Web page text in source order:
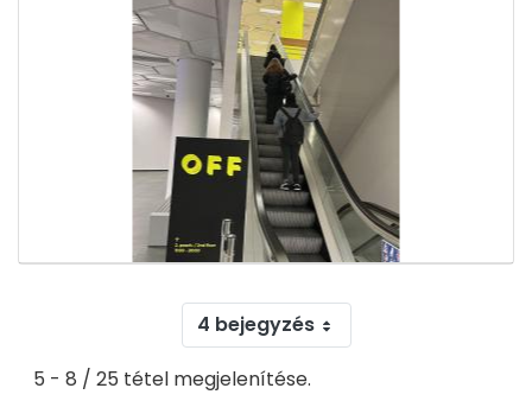
4 bejegyzés
5 - 8 / 25 tétel megjelenítése.